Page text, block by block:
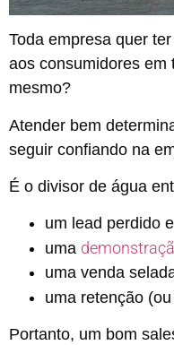
Toda empresa quer
aos consumidores em
mesmo?
Atender bem
seguir confiando na
É o divisor de água
um lead perdido
uma
uma venda
uma retenção
Portanto, um bom